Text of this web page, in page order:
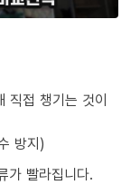
직접 챙기는 것이
방지)
가 빨라집니다.